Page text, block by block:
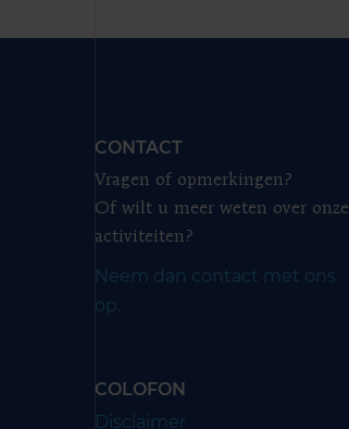
CONTACT
Vragen of opmerkingen?
Of wilt u meer weten over onze
activiteiten?
Neem dan contact met ons
op.
COLOFON
Disclaimer